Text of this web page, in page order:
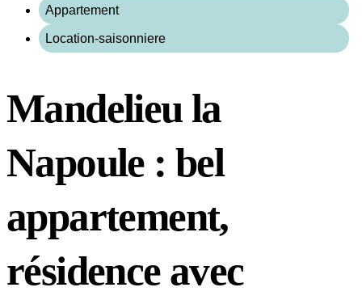
Appartement
Location-saisonniere
Mandelieu la
Napoule : bel
appartement,
résidence avec